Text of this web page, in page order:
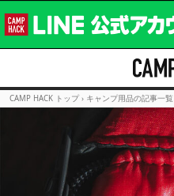
CAMP HACK トップ › キャンプ用品の記事一覧